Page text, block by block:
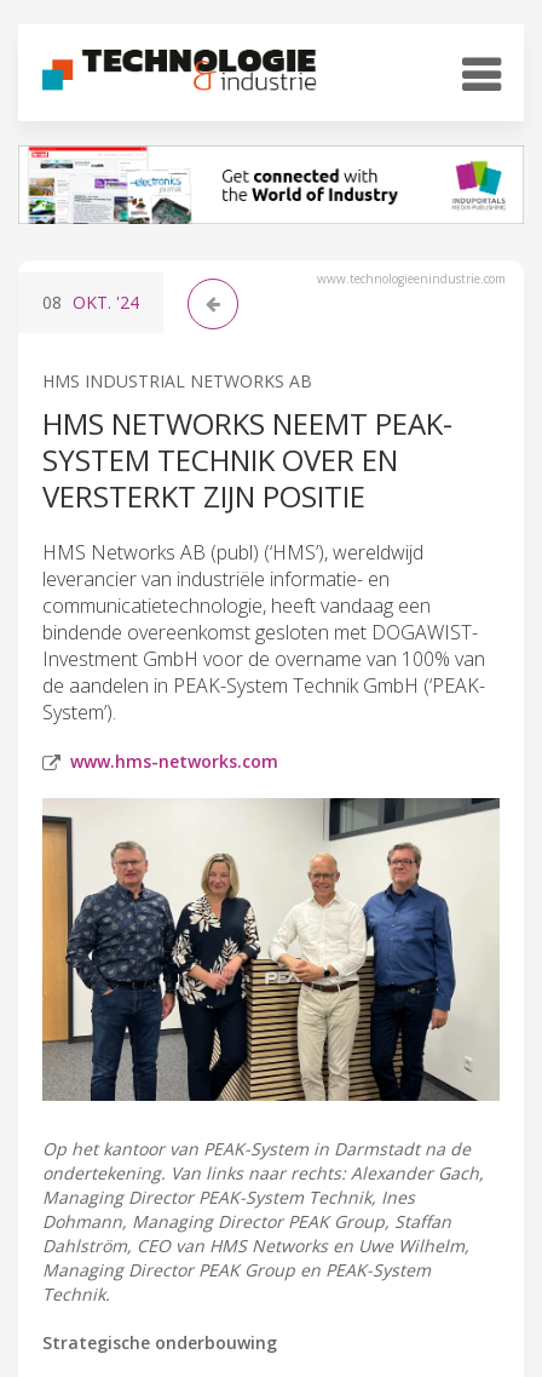
www.technologieenindustrie.com
08 OKT. '24
HMS INDUSTRIAL NETWORKS AB
HMS NETWORKS NEEMT PEAK-
SYSTEM TECHNIK OVER EN
VERSTERKT ZIJN POSITIE
HMS Networks AB (publ) (‘HMS’), wereldwijd
leverancier van industriële informatie- en
communicatietechnologie, heeft vandaag een
bindende overeenkomst gesloten met DOGAWIST-
Investment GmbH voor de overname van 100% van
de aandelen in PEAK-System Technik GmbH (‘PEAK-
System’).
www.hms-networks.com
Op het kantoor van PEAK-System in Darmstadt na de
ondertekening. Van links naar rechts: Alexander Gach,
Managing Director PEAK-System Technik, Ines
Dohmann, Managing Director PEAK Group, Staffan
Dahlström, CEO van HMS Networks en Uwe Wilhelm,
Managing Director PEAK Group en PEAK-System
Technik.
Strategische onderbouwing